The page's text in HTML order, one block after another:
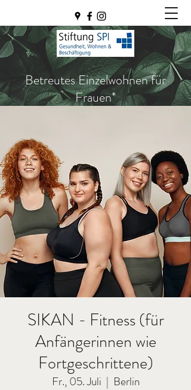
Betreutes Einzelwohnen für
Frauen*
SIKAN - Fitness (für
Anfängerinnen wie
Fortgeschrittene)
Fr., 05. Juli
  |
Berlin